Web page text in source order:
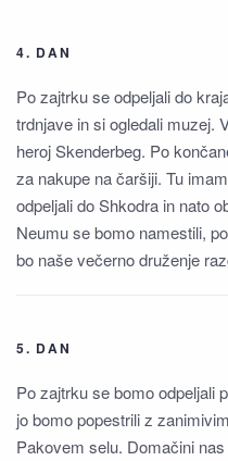
4. DAN
Po zajtrku se odpeljali do
trdnjave in si ogledali muzej.
heroj Skenderbeg. Po
za nakupe na čaršiji. Tu
odpeljali do Shkodra in nato
Neumu se bomo namestili,
bo naše večerno druženje
5. DAN
Po zajtrku se bomo odpeljali
jo bomo popestrili z
Pakovem selu. Domačini